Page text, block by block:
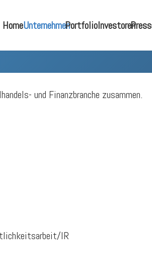
HomeUnternehmenPortfolioInvestoren
und Finanzbranche zusammen.
IR